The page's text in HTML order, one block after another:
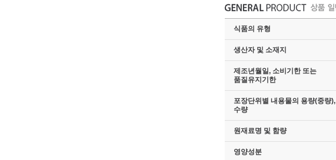
식품의 유형
생산자 및 소재지
제조년월일, 소비기한 또는
품질유지기한
포장단위별 내용물의 용량(중량),
수량
원재료명 및 함량
영양성분